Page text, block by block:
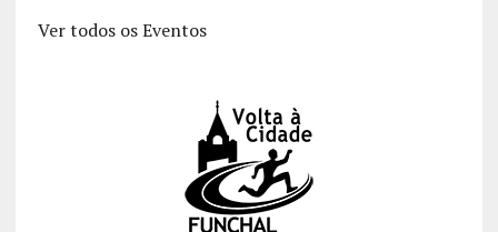
Ver todos os Eventos